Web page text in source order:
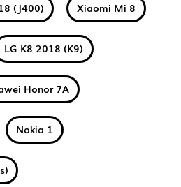
(J400) Xiaomi Mi 8
LG K8 2018 (K9)
Honor 7A
Nokia 1